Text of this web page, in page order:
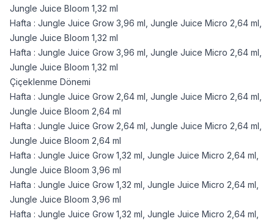
Jungle Juice Bloom 1,32 ml
Hafta : Jungle Juice Grow 3,96 ml, Jungle Juice Micro 2,64 ml,
Jungle Juice Bloom 1,32 ml
Hafta : Jungle Juice Grow 3,96 ml, Jungle Juice Micro 2,64 ml,
Jungle Juice Bloom 1,32 ml
Çiçeklenme Dönemi
Hafta : Jungle Juice Grow 2,64 ml, Jungle Juice Micro 2,64 ml,
Jungle Juice Bloom 2,64 ml
Hafta : Jungle Juice Grow 2,64 ml, Jungle Juice Micro 2,64 ml,
Jungle Juice Bloom 2,64 ml
Hafta : Jungle Juice Grow 1,32 ml, Jungle Juice Micro 2,64 ml,
Jungle Juice Bloom 3,96 ml
Hafta : Jungle Juice Grow 1,32 ml, Jungle Juice Micro 2,64 ml,
Jungle Juice Bloom 3,96 ml
Hafta : Jungle Juice Grow 1,32 ml, Jungle Juice Micro 2,64 ml,